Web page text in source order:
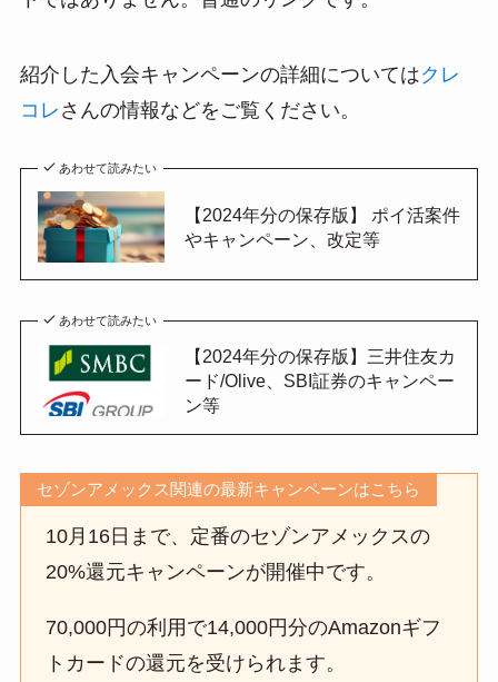
紹介した入会キャンペーンの詳細についてはクレ
コレ さんの情報などをご覧ください。
あわせて読みたい
【2024年分の保存版】 ポイ活案件
やキャンペーン、改定等
あわせて読みたい
【2024年分の保存版】三井住友カ
ード/Olive、SBI証券のキャンペー
ン等
セゾンアメックス関連の最新キャンペーンはこちら
10月16日まで、定番のセゾンアメックスの
20%還元キャンペーンが開催中です。
70,000円の利用で14,000円分のAmazonギフ
トカードの還元を受けられます。